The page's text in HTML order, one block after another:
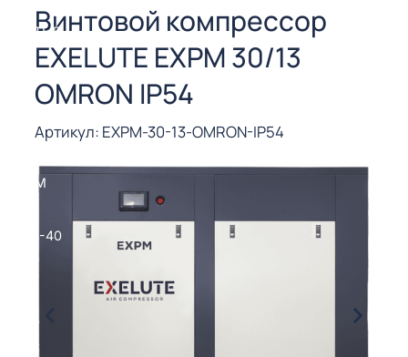
Винтовой компрессор
EXELUTE EXPM 30/13
OMRON IP54
Артикул: EXPM-30-13-OMRON-IP54
(3-40